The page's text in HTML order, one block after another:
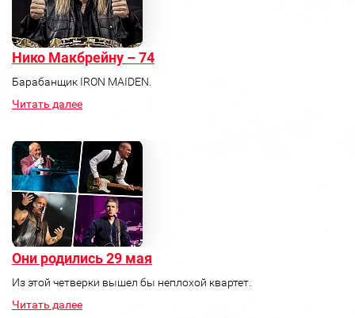
Нико Макбрейну – 74
Барабанщик IRON MAIDEN.
Читать далее
Они родились 29 мая
Из этой четверки вышел бы неплохой квартет.
Читать далее